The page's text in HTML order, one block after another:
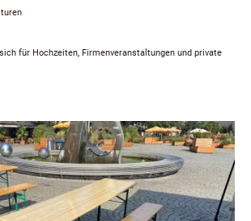
für Hochzeiten, Firmenveranstaltungen und private